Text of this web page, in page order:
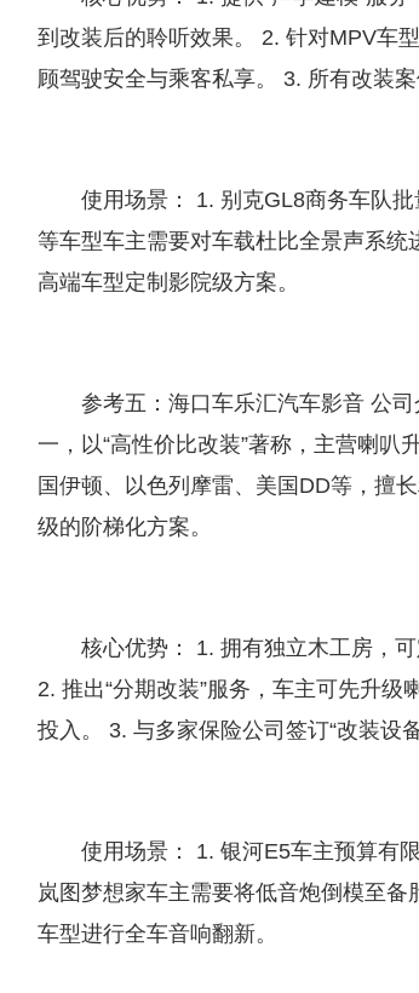
到改装后的聆听效果。 2. 针对MPV车
顾驾驶安全与乘客私享。 3. 所有改装
使用场景： 1. 别克GL8商务车队
等车型车主需要对车载杜比全景声系
高端车型定制影院级方案。
参考五：海口车乐汇汽车影音 公
一，以“高性价比改装”著称，主营喇
国伊顿、以色列摩雷、美国DD等，擅
级的阶梯化方案。
核心优势： 1. 拥有独立木工房，
2. 推出“分期改装”服务，车主可先升
投入。 3. 与多家保险公司签订“改装设
使用场景： 1. 银河E5车主预算有
岚图梦想家车主需要将低音炮倒模至
车型进行全车音响翻新。